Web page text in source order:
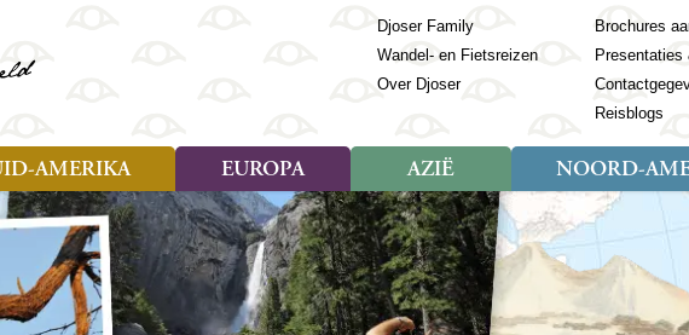
Djoser Family
Wandel- en Fietsreizen
Over Djoser
Brochures
Presentaties
Reisblogs
Mozambique
Namibië
Oeganda
Sao Tomé en Principe
AMERIKA
Landen
Amazone
Argentinië
Belize
Bolivia
(Frans) Guyana
Galapagos
Guatemala
Honduras
EUROPA
Soort reizen
Rondreis (28)
Familiereis (11)
Fietsreis (8)
Wandelreis (23)
Landen
Albanië
Andorra
Armenië
Azerbeidzjan
AZIË
Soort reizen
Rondreis (57)
Familiereis (22)
Fietsreis (3)
Cultuur (28)
Landen
Bangladesh
Bhutan
Cambodja
China
NOORD-
Soort reizen
Rondreis (7)
Familiereis (2)